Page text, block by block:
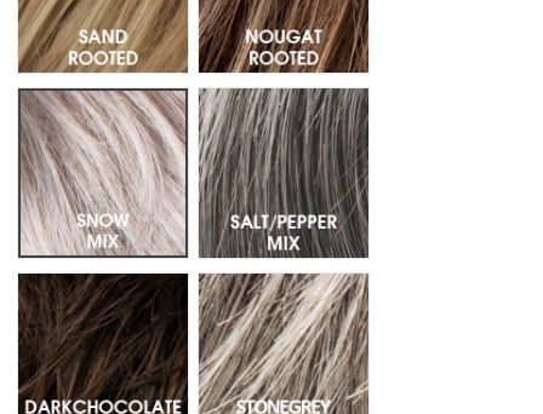
Snow Mix - Mechas 60.56.58Salt/Pepper Mix - Mechas
Darkchocolate Mix - Mechas 6.33.4Stonegrey Rooted 51.44.39